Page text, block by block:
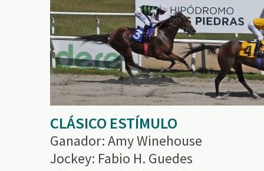
CLÁSICO ESTÍMULO
Ganador: Amy Winehouse
Jockey: Fabio H. Guedes